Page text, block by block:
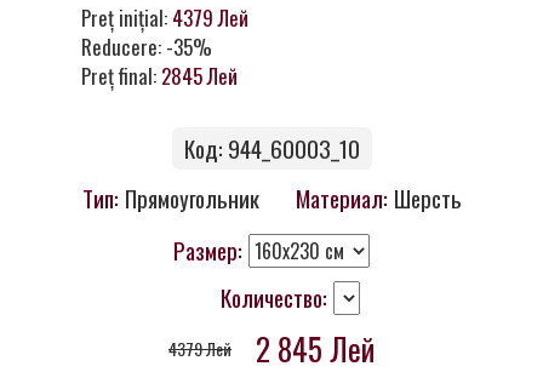
Контакты
Preț inițial: 4379 Лей
Reducere: -35%
Preț final: 2845 Лей
Код: 944_60003_10
Тип: Прямоугольник Материал: Шерсть
Размер:
Количество:
4379 Лей 2 845 Лей